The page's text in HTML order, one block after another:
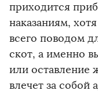
приходится
наказаниям,
всего поводом
скот, а именно
или оставление
влечет за собой